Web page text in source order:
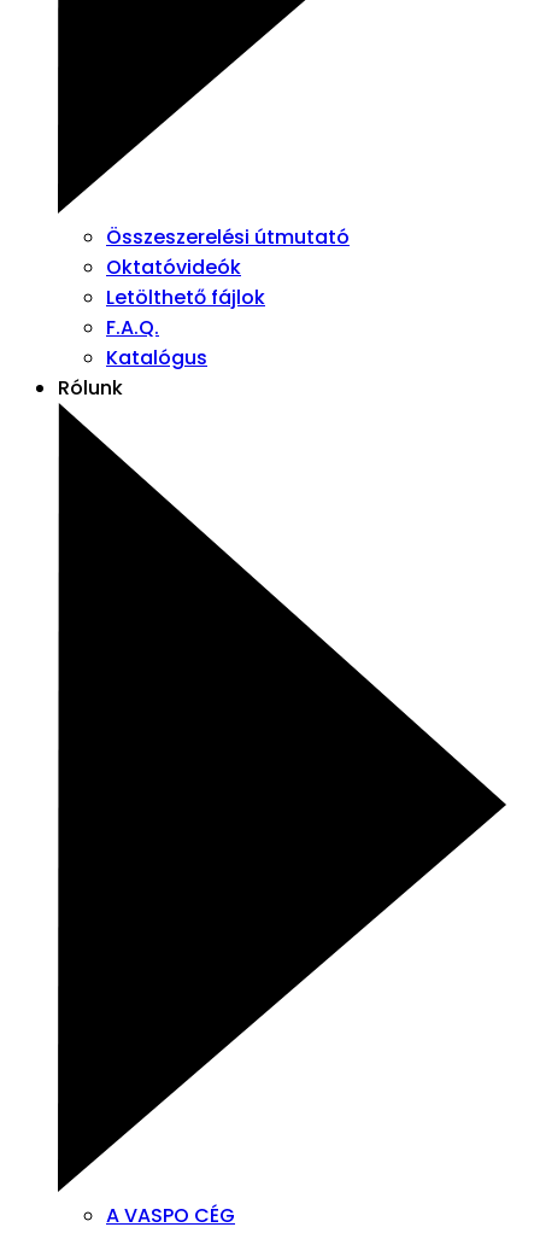
Összeszerelési útmutató
Oktatóvideók
Letölthető fájlok
F.A.Q.
Katalógus
Rólunk
A VASPO CÉG